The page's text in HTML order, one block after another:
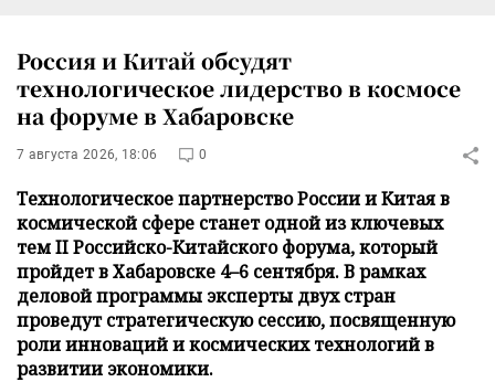
Россия и Китай обсудят
технологическое лидерство в космосе
на форуме в Хабаровске
7 августа 2026, 18:06 0
Технологическое партнерство России и Китая в
космической сфере станет одной из ключевых
тем II Российско-Китайского форума, который
пройдет в Хабаровске 4–6 сентября. В рамках
деловой программы эксперты двух стран
проведут стратегическую сессию, посвященную
роли инноваций и космических технологий в
развитии экономики.